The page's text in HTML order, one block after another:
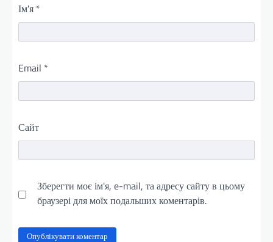
Ім'я *
Email *
Сайт
Зберегти моє ім'я, e-mail, та адресу сайту в цьому
браузері для моїх подальших коментарів.